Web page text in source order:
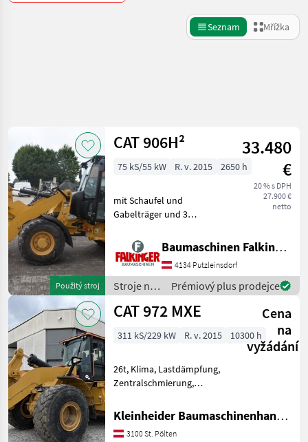
Seznam Mřížka
Kategorie 4 Země Filtry
AKTUÁLNÍ
CESTA
stavebná
technika
Stroje
Na
Stavbu
Celny
Cat
VYBRAT
KATEGORII
CAT
Caterpillar
Obnovit
Zobrazit
19
výsledků
Použitý stroj
CAT 906H²
33.480
€
20 % s DPH
27.900 €
netto
75 kS/55 kW R. v. 2015 2650 h
mit Schaufel und
Gabelträger und 3
Betriebsgewicht: 5630kg
Reifen 70% Der CAT 906H2
ist in einem guten
Zustand!! BAUMASCHINEN
FALKING
Baumaschinen Falkinger
4134 Putzleinsdorf
Stroje na
stavbu /
CAT
Prémiový plus prodejce
CAT 972 MXE
Cena
na
vyžádání
311 kS/229 kW R. v. 2015 10300 h
26t, Klima, Lastdämpfung,
Zentralschmierung,
m3 Schaufel Stroje na
stavbu Čelný nakladač
Kleinheider Baumaschinenhandel GmbH.
3100 St. Pölten